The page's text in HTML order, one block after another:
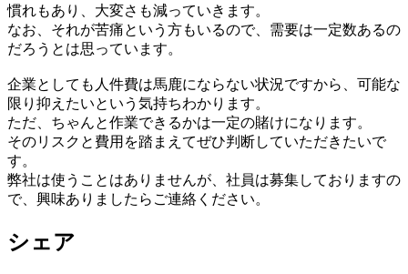
慣れもあり、大変さも減っていきます。
なお、それが苦痛という方もいるので、需要は一定数あるの
だろうとは思っています。
企業としても人件費は馬鹿にならない状況ですから、可能な
限り抑えたいという気持ちわかります。
ただ、ちゃんと作業できるかは一定の賭けになります。
そのリスクと費用を踏まえてぜひ判断していただきたいで
す。
弊社は使うことはありませんが、社員は募集しておりますの
で、興味ありましたらご連絡ください。
シェア